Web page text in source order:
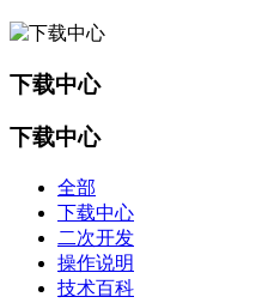
下载中心
下载中心
全部
下载中心
二次开发
操作说明
技术百科